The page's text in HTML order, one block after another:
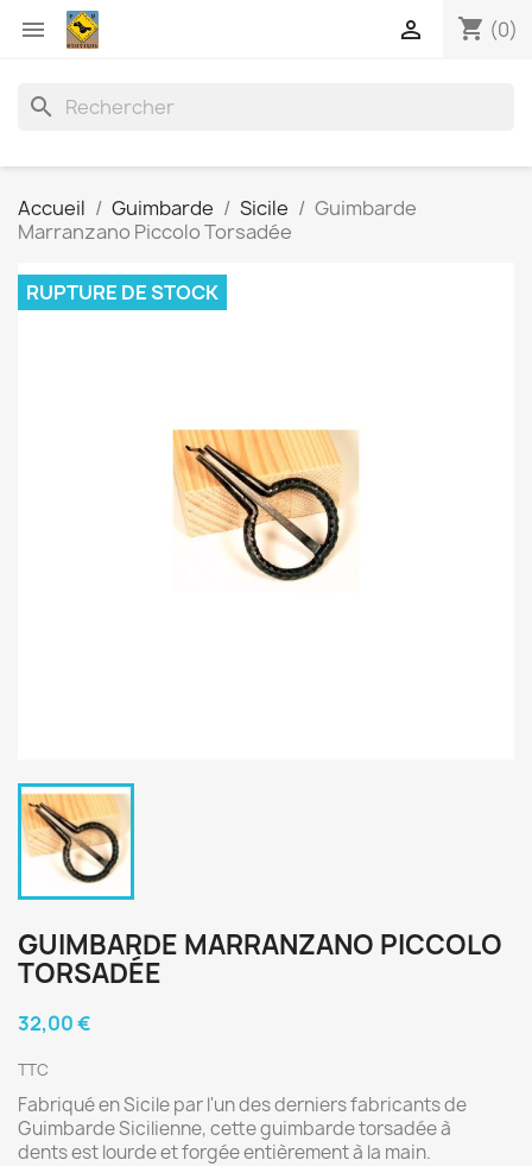
 shopping_cart (0)

search
Accueil Guimbarde Sicile
Guimbarde
Marranzano Piccolo Torsadée
RUPTURE DE STOCK
GUIMBARDE MARRANZANO PICCOLO
TORSADÉE
32,00 €
TTC
Fabriqué en Sicile par l'un des derniers fabricants de
Guimbarde Sicilienne, cette guimbarde torsadée à
dents est lourde et forgée entièrement à la main.